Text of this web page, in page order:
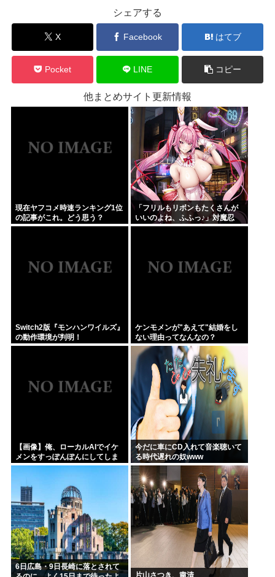
シェアする
X Facebook はてブ
Pocket LINE コピー
他まとめサイト更新情報
現在ヤフコメ時速ランキング1位
の記事がこれ。どう思う？
「フリルもリボンもたくさんが
いいのよね、ふふっ♪」対魔忍
RPG・新イベント『バニーとヨ
Switch2版『モンハンワイルズ』
の動作環境が判明！
ケンモメンが"あえて"結婚をし
ない理由ってなんなの？
【画像】俺、ローカルAIでイケ
メンをすっぽんぽんにしてしま
うwww
今だに車にCD入れて音楽聴いて
る時代遅れの奴www
6日広島・9日長崎に落とされて
片山さつき、粛清